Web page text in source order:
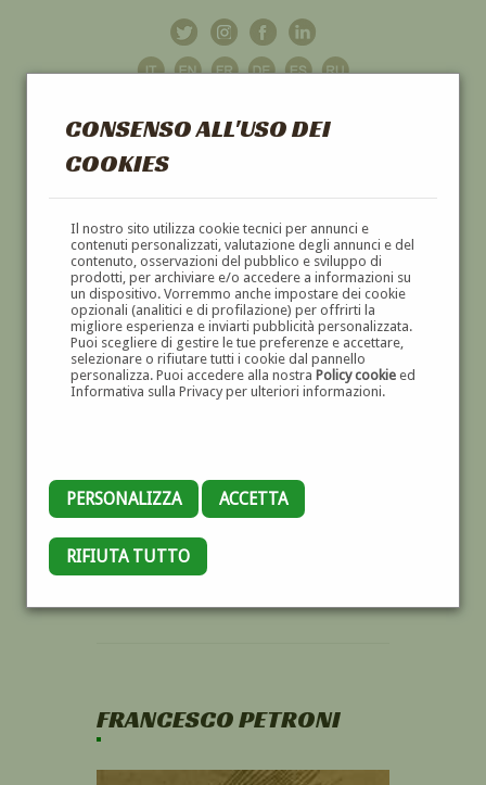
CONSENSO ALL'USO DEI
COOKIES
Il nostro sito utilizza cookie tecnici per annunci e
contenuti personalizzati, valutazione degli annunci e del
contenuto, osservazioni del pubblico e sviluppo di
prodotti, per archiviare e/o accedere a informazioni su
un dispositivo. Vorremmo anche impostare dei cookie
opzionali (analitici e di profilazione) per offrirti la
migliore esperienza e inviarti pubblicità personalizzata.
Puoi scegliere di gestire le tue preferenze e accettare,
selezionare o rifiutare tutti i cookie dal pannello
personalizza. Puoi accedere alla nostra Policy cookieed
Informativa sulla Privacy per ulteriori informazioni.
PERSONALIZZA ACCETTA
RIFIUTA TUTTO
GALLERIAD'ARTE
DIPINTI E SCULTURE '800 E '900
FRANCESCO PETRONI